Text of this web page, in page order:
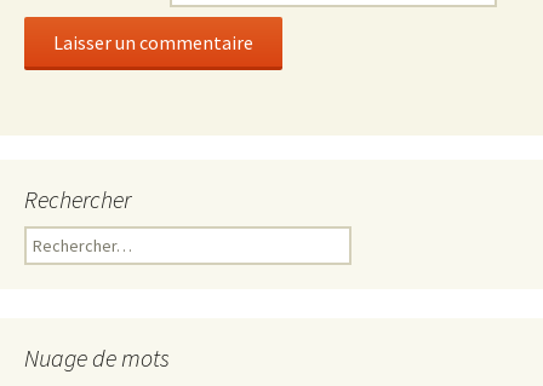
Rechercher
Rechercher :
Nuage de mots